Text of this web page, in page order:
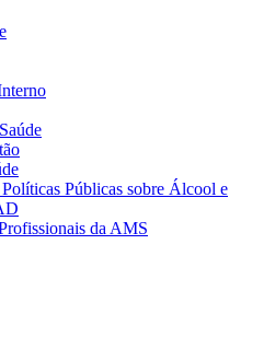
Públicas sobre Álcool e
da AMS